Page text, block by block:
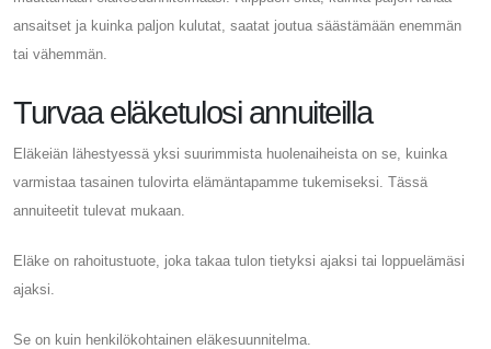
ansaitset ja kuinka paljon kulutat, saatat joutua säästämään enemmän
tai vähemmän.
Turvaa eläketulosi annuiteilla
Eläkeiän lähestyessä yksi suurimmista huolenaiheista on se, kuinka
varmistaa tasainen tulovirta elämäntapamme tukemiseksi. Tässä
annuiteetit tulevat mukaan.
Eläke on rahoitustuote, joka takaa tulon tietyksi ajaksi tai loppuelämäsi
ajaksi.
Se on kuin henkilökohtainen eläkesuunnitelma.